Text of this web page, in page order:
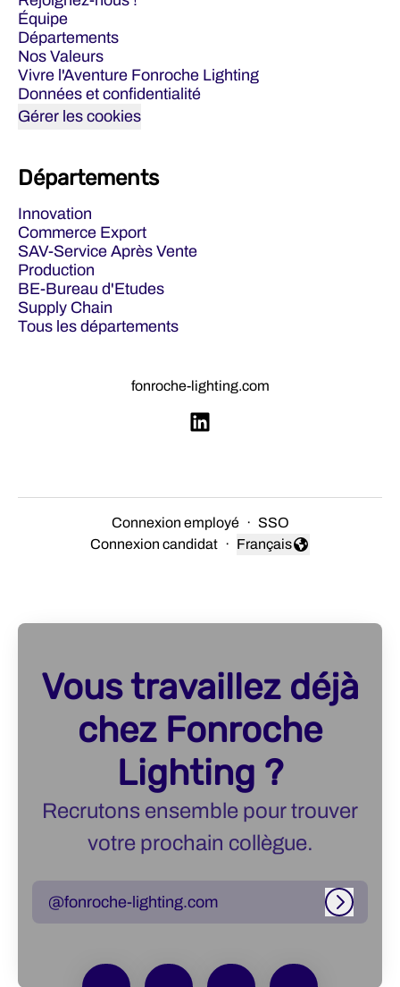
Équipe
Départements
Nos Valeurs
Vivre l'Aventure Fonroche Lighting
Données et confidentialité
Gérer les cookies
Départements
Innovation
Commerce Export
SAV-Service Après Vente
Production
BE-Bureau d'Etudes
Supply Chain
Tous les départements
fonroche-lighting.com
Connexion employé · SSO
Connexion candidat ·
Changer la langue
Français
Vous travaillez déjà
chez Fonroche
Lighting ?
Recrutons ensemble pour trouver
votre prochain collègue.
@fonroche-lighting.com